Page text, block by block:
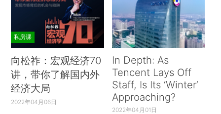
私房课
向松祚：宏观经济70
讲，带你了解国内外
经济大局
2022年04月06日
In Depth: As
Tencent Lays Off
Staff, Is Its ‘Winter’
Approaching?
2022年04月01日